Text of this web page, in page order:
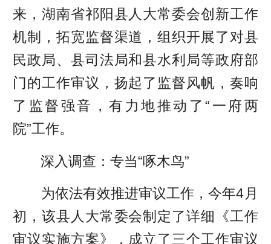
来，湖南省祁阳县人大常委会创新工作
机制，拓宽监督渠道，组织开展了对县
民政局、县司法局和县水利局等政府部
门的工作审议，扬起了监督风帆，奏响
了监督强音，有力地推动了“一府两
院”工作。
深入调查：专当“啄木鸟”
为依法有效推进审议工作，今年4月
初，该县人大常委会制定了详细《工作
审议实施方案》，成立了三个工作审议